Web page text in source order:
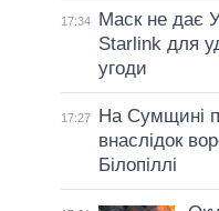
17:34
Маск не дає
Starlink для
угоди
17:27
На Сумщині
внаслідок
Білопіллі